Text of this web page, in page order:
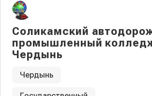
Соликамский
промышленный
Чердынь
Чердынь